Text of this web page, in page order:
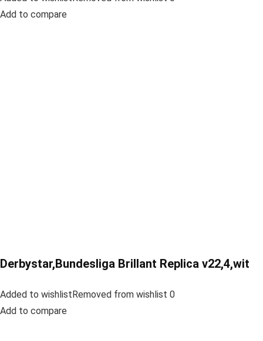
Add to compare
Derbystar,Bundesliga Brillant Replica v22,4,wit
Added to wishlistRemoved from wishlist 0
Add to compare